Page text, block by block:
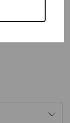
Bin